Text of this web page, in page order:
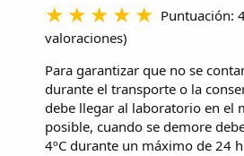
Puntuación:
valoraciones)
Para garantizar que no se
durante el transporte o la
debe llegar al laboratorio en el
posible, cuando se demore
4ºC durante un máximo de 24